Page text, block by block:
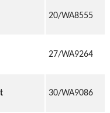
20/WA8555
27/WA9264
30/WA9086